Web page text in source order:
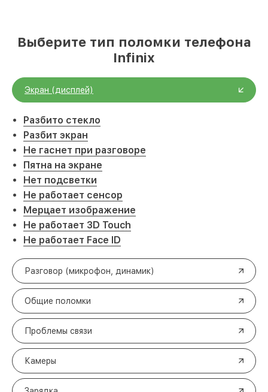
Выберите тип поломки телефона
Infinix
Экран (дисплей)
Разбито стекло
Разбит экран
Не гаснет при разговоре
Пятна на экране
Нет подсветки
Не работает сенсор
Мерцает изображение
Не работает 3D Touch
Не работает Face ID
Разговор (микрофон, динамик)
Общие поломки
Проблемы связи
Камеры